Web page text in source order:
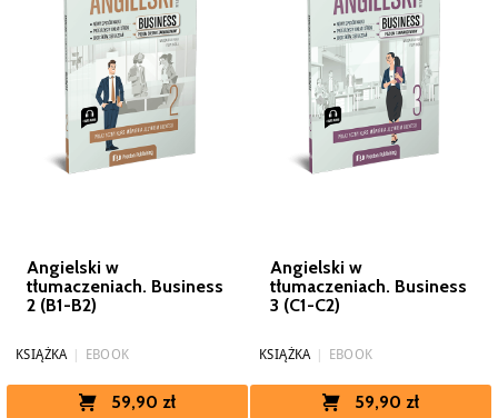
Angielski w
tłumaczeniach. Business
2 (B1-B2)
KSIĄŻKA | EBOOK
59,90 zł
Angielski w
tłumaczeniach. Business
3 (C1-C2)
KSIĄŻKA | EBOOK
59,90 zł